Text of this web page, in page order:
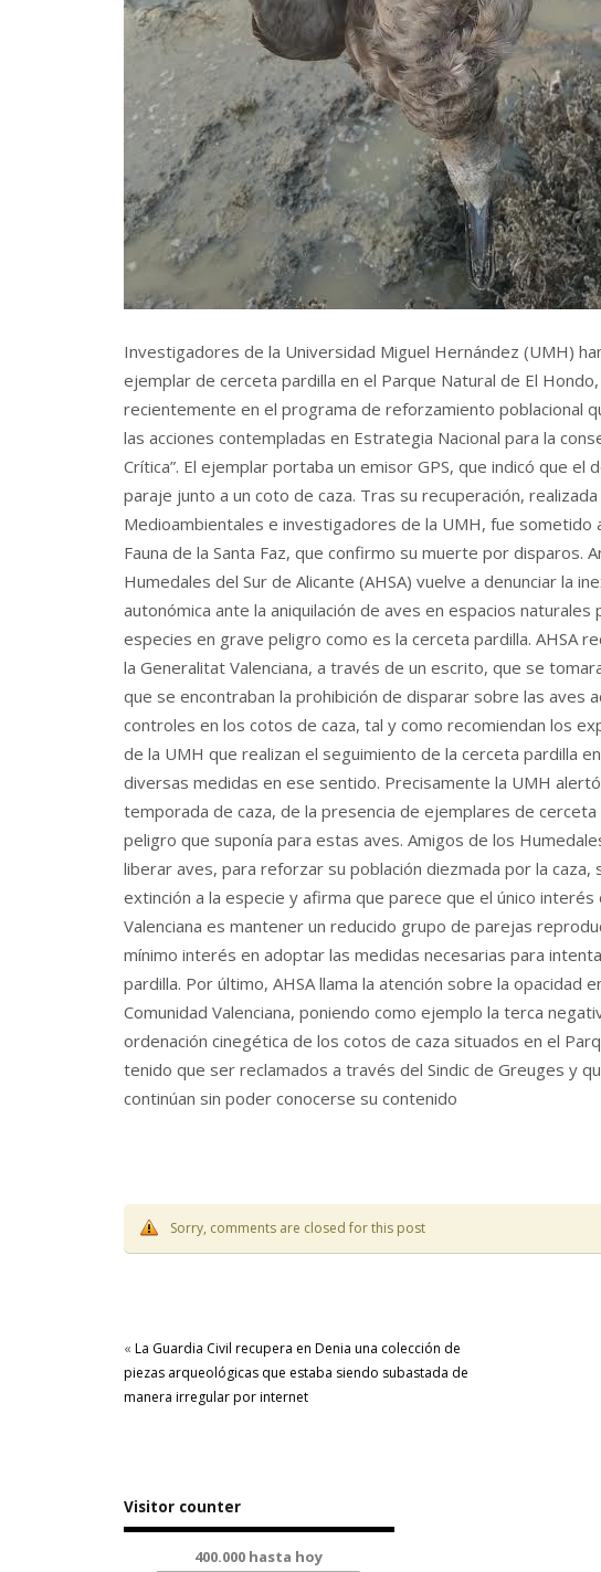
Investigadores de la Universidad Miguel Hernández (UMH)
ejemplar de cerceta pardilla en el Parque Natural de El
recientemente en el programa de reforzamiento poblacional
las acciones contempladas en Estrategia Nacional para la
Crítica”. El ejemplar portaba un emisor GPS, que indicó que
paraje junto a un coto de caza. Tras su recuperación,
Medioambientales e investigadores de la UMH, fue sometido
Fauna de la Santa Faz, que confirmo su muerte por disparos.
Humedales del Sur de Alicante (AHSA) vuelve a denunciar la
autonómica ante la aniquilación de aves en espacios
especies en grave peligro como es la cerceta pardilla. AHSA
la Generalitat Valenciana, a través de un escrito, que se
que se encontraban la prohibición de disparar sobre las aves
controles en los cotos de caza, tal y como recomiendan los
de la UMH que realizan el seguimiento de la cerceta pardilla
diversas medidas en ese sentido. Precisamente la UMH
temporada de caza, de la presencia de ejemplares de
peligro que suponía para estas aves. Amigos de los
liberar aves, para reforzar su población diezmada por la caza,
extinción a la especie y afirma que parece que el único
Valenciana es mantener un reducido grupo de parejas
mínimo interés en adoptar las medidas necesarias para
pardilla. Por último, AHSA llama la atención sobre la opacidad
Comunidad Valenciana, poniendo como ejemplo la terca
ordenación cinegética de los cotos de caza situados en el
tenido que ser reclamados a través del Sindic de Greuges y
continúan sin poder conocerse su contenido
Sorry, comments are closed for this post
« La Guardia Civil recupera en Denia una colección de
piezas arqueológicas que estaba siendo subastada de
manera irregular por internet
Visitor counter
400.000 hasta hoy